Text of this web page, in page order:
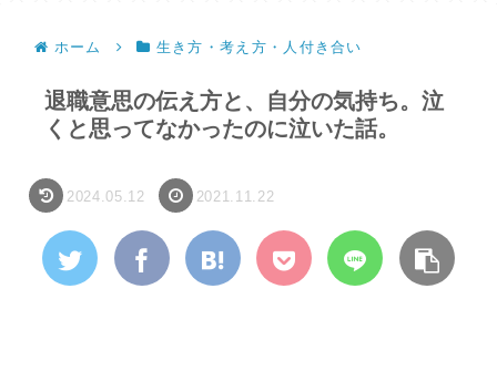
ホーム 生き方・考え方・人付き合い
退職意思の伝え方と、自分の気持ち。泣
くと思ってなかったのに泣いた話。
2024.05.12 2021.11.22